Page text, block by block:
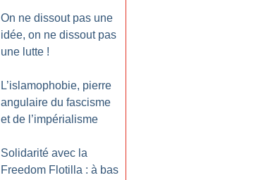
On ne dissout pas une
idée, on ne dissout pas
une lutte !
L’islamophobie, pierre
angulaire du fascisme
et de l’impérialisme
Solidarité avec la
Freedom Flotilla : à bas